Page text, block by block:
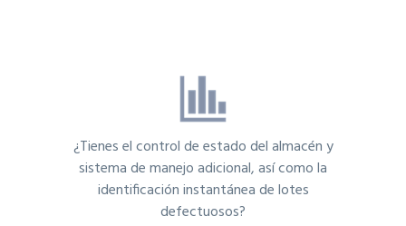
¿Tienes el control de estado del almacén y
sistema de manejo adicional, así como la
identificación instantánea de lotes
defectuosos?